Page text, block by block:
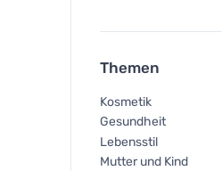
Themen
Kosmetik
Gesundheit
Lebensstil
Mutter und Kind